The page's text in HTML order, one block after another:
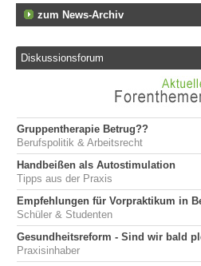
zum News-Archiv
Diskussionsforum
Gruppentherapie Betrug??
Berufspolitik & Arbeitsrecht
Handbeißen als Autostimulation
Tipps aus der Praxis
Empfehlungen für Vorpraktikum in
Schüler & Studenten
Gesundheitsreform - Sind wir bald
Praxisinhaber